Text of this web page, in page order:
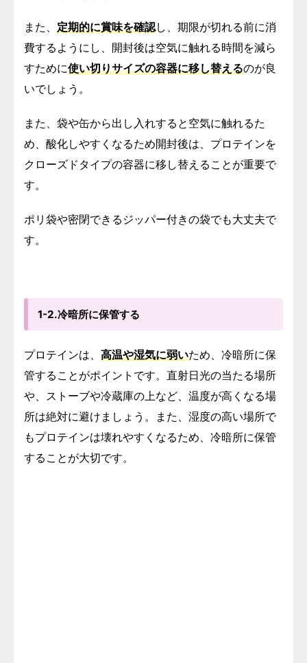
また、 定期的に賞味を確認し、期限が切れる前に消
費するようにし、開封後は空気に触れる時間を減ら
すために使い切りサイズの容器に移し替えるのが良
いでしょう。
また、袋や缶から出し入れすると空気に触れるた
め、酸化しやすくなるため開封後は、プロテインを
クローズドタイプの容器に移し替えることが重要で
す。
ポリ袋や密閉できるジッパー付きの袋でも大丈夫で
す。
1-2.冷暗所に保管する
プロテインは、 高温や湿気に弱いため、冷暗所に保
管することがポイントです。直射日光の当たる場所
や、ストーブや冷蔵庫の上など、温度が高くなる場
所は絶対に避けましょう。また、湿度の高い場所で
もプロテインは壊れやすくなるため、冷暗所に保管
することが大切です。